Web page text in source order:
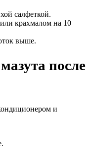
салфеткой.
крахмалом на 10
выше.
после
и